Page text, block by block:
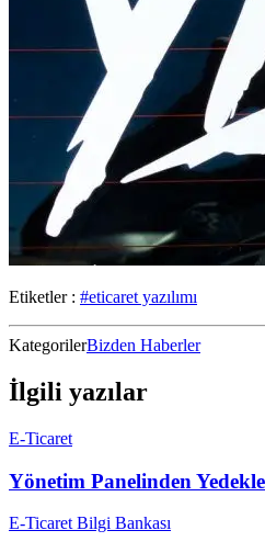
Etiketler : #eticaret yazılımı
KategorilerBizden Haberler
İlgili yazılar
E-Ticaret
Yönetim Panelinden
E-Ticaret Bilgi Bankası